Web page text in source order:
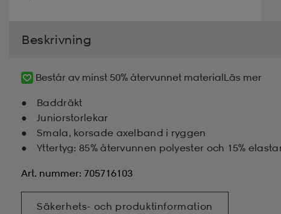
Beskrivning
Består av minst 50% återvunnet materialLäs mer
Baddräkt
Juniorstorlekar
Smala, korsade axelband i ryggen
Yttertyg: 85% återvunnen polyester och 15%
Art. nummer: 705716103
Säkerhets- och produktinformation